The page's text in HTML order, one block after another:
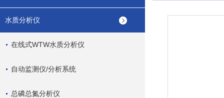
水质分析仪
在线式WTW水质分析仪
自动监测仪/分析系统
总磷总氮分析仪